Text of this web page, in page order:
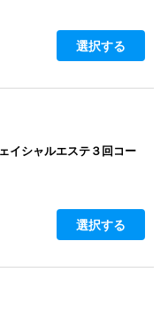
選択する
イシャルエステ３回コー
選択する